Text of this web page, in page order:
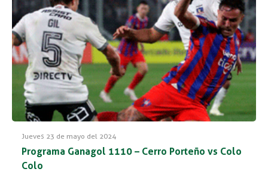
Jueves 23 de mayo del 2024
Programa Ganagol 1110 – Cerro Porteño vs Colo
Colo